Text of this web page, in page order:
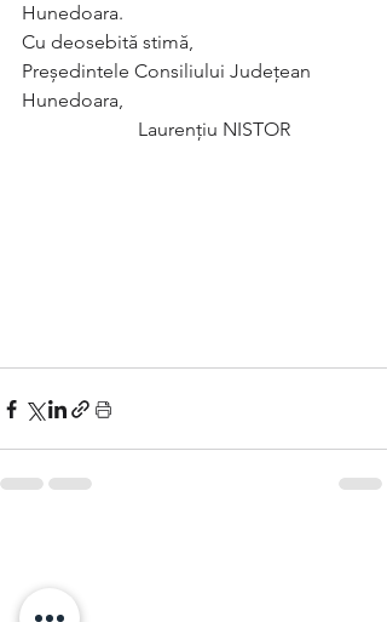
Hunedoara.
Cu deosebită stimă,
Președintele Consiliului Județean
Hunedoara,
                        Laurențiu NISTOR